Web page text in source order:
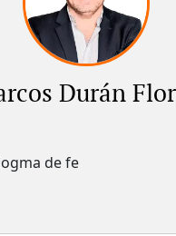
Durán
de fe